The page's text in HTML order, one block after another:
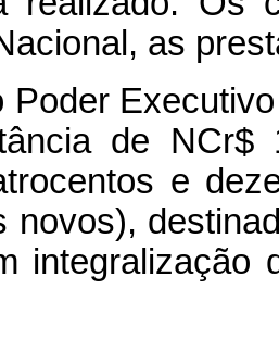
as
Poder
de NCr$
e
novos),